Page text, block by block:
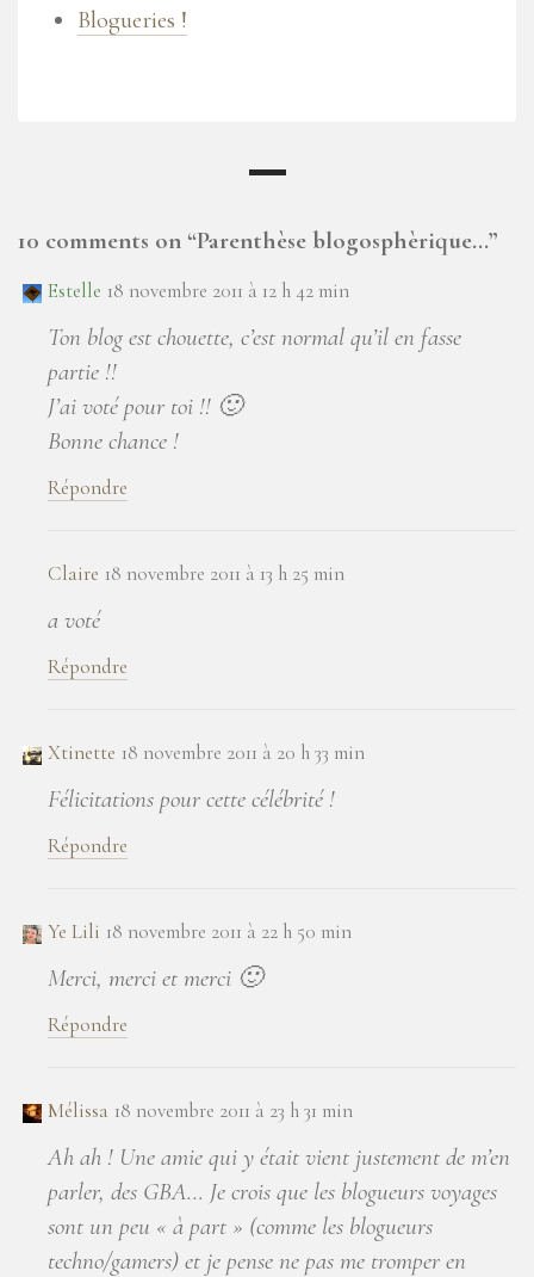
Blogueries !
10 comments on “Parenthèse blogosphèrique…”
Estelle 18 novembre 2011 à 12 h 42 min
Ton blog est chouette, c’est normal qu’il en fasse
partie !!
J’ai voté pour toi !! 🙂
Bonne chance !
Répondre
Claire 18 novembre 2011 à 13 h 25 min
a voté
Répondre
Xtinette 18 novembre 2011 à 20 h 33 min
Félicitations pour cette célébrité !
Répondre
Ye Lili 18 novembre 2011 à 22 h 50 min
Merci, merci et merci 🙂
Répondre
Mélissa 18 novembre 2011 à 23 h 31 min
Ah ah ! Une amie qui y était vient justement de m’en
parler, des GBA… Je crois que les blogueurs voyages
sont un peu « à part » (comme les blogueurs
techno/gamers) et je pense ne pas me tromper en